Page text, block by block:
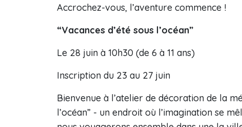
Accrochez-vous, l’aventure commence !
“Vacances d’été sous l’océan”
Le 28 juin à 10h30 (de 6 à 11 ans)
Inscription du 23 au 27 juin
Bienvenue à l’atelier de décoration de la
l’océan” - un endroit où l’imagination se